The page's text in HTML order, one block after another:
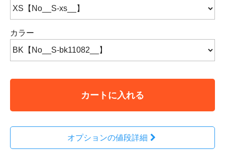
カラー
カートに入れる
オプションの値段詳細